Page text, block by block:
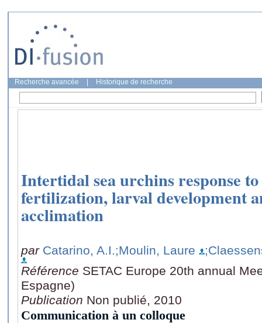
Recherche avancée Historique de recherche
Intertidal sea urchins response
fertilization, larval development
acclimation
par Catarino, A.I.;Moulin, Laure
Référence SETAC Europe 20th annual
Espagne)
Publication Non publié, 2010
Communication à un colloque